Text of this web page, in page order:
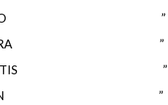
AMATO ”
”
PRETIS ”
”